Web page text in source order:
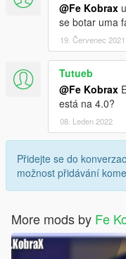
@Fe Kobrax
se botar uma
19. Červenec 2021
Tutueb
@Fe Kobrax
está na 4.0?
08. Leden 2022
Přidejte se do
možnost přidávání
More mods by Fe